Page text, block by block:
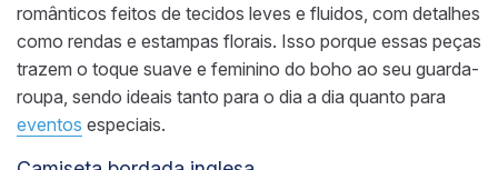
românticos feitos de tecidos leves e fluidos, com detalhes
como rendas e estampas florais. Isso porque essas peças
trazem o toque suave e feminino do boho ao seu guarda-
roupa, sendo ideais tanto para o dia a dia quanto para
eventos especiais.